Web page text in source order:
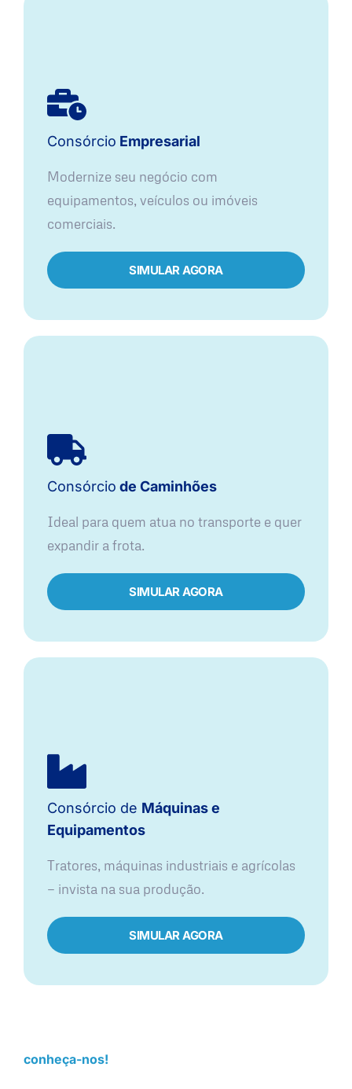
Consórcio Empresarial
Modernize seu negócio com
equipamentos, veículos ou imóveis
comerciais.
SIMULAR AGORA
Consórcio de Caminhões
Ideal para quem atua no transporte e quer
expandir a frota.
SIMULAR AGORA
Consórcio de Máquinas e
Equipamentos
Tratores, máquinas industriais e agrícolas
— invista na sua produção.
SIMULAR AGORA
conheça-nos!